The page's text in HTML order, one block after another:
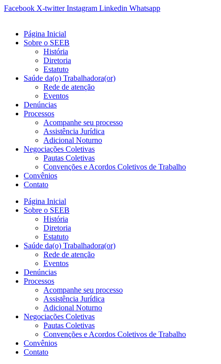
Ir
conteúdo
Facebook X-twitter Instagram Linkedin Whatsapp
Página Inicial
Sobre o SEEB
História
Diretoria
Estatuto
Saúde da(o) Trabalhadora(or)
Rede de atenção
Eventos
Denúncias
Processos
Acompanhe seu processo
Assistência Jurídica
Adicional Noturno
Negociações Coletivas
Pautas Coletivas
Convenções e Acordos Coletivos de Trabalho
Convênios
Contato
Página Inicial
Sobre o SEEB
História
Diretoria
Estatuto
Saúde da(o) Trabalhadora(or)
Rede de atenção
Eventos
Denúncias
Processos
Acompanhe seu processo
Assistência Jurídica
Adicional Noturno
Negociações Coletivas
Pautas Coletivas
Convenções e Acordos Coletivos de Trabalho
Convênios
Contato